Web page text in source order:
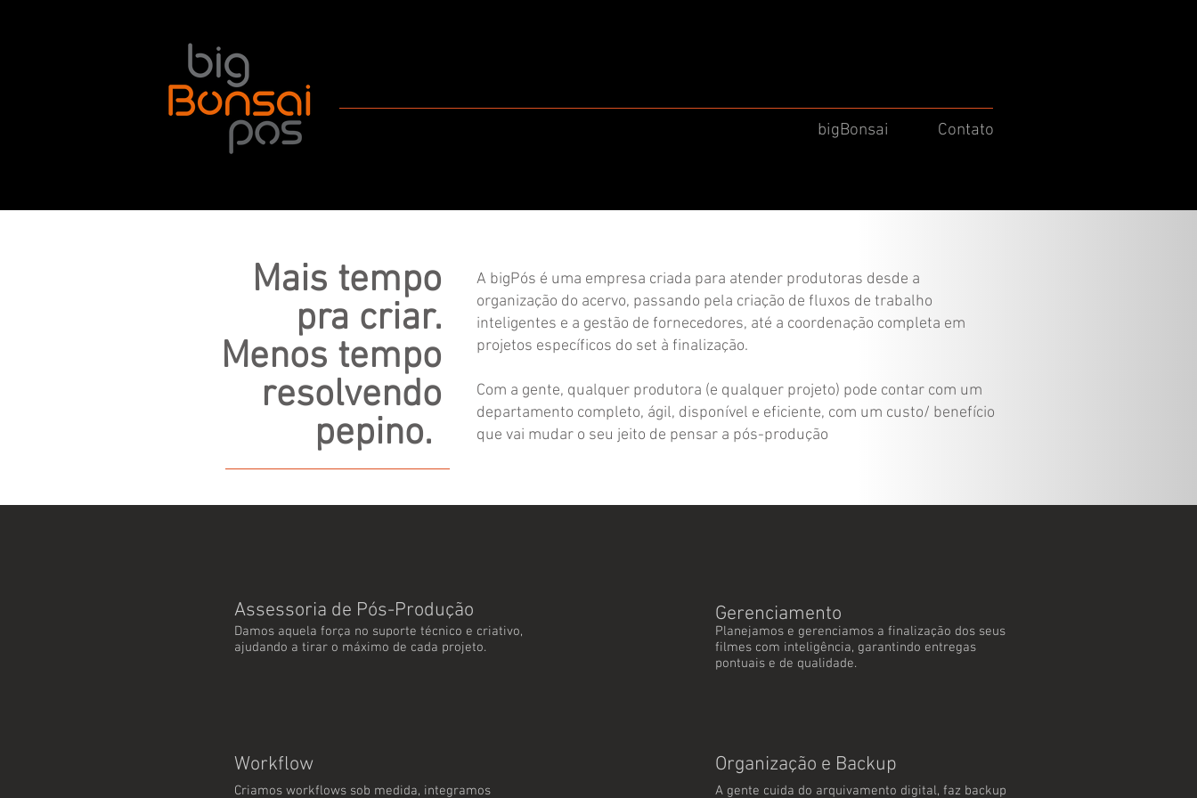
Contato
bigBonsai
Mais tempo
pra criar.
Menos tempo
resolvendo
pepino.
A bigPós é uma empresa criada para atender produtoras desde a
organização do acervo, passando pela criação de fluxos de trabalho
inteligentes e a gestão de fornecedores, até a coordenação completa em
projetos específicos do set à finalização.
Com a gente, qualquer produtora (e qualquer projeto) pode contar com um
departamento completo, ágil, disponível e eficiente, com um custo/ benefício
que vai mudar o seu jeito de pensar a pós-produção
Assessoria de Pós-Produção
Damos aquela força no suporte técnico e criativo,
ajudando a tirar o máximo de cada projeto.
Workflow
Criamos workflows sob medida, integramos
Gerenciamento
Planejamos e gerenciamos a finalização dos seus
filmes com inteligência, garantindo entregas
pontuais e de qualidade.
Organização e Backup
A gente cuida do arquivamento digital, faz backup